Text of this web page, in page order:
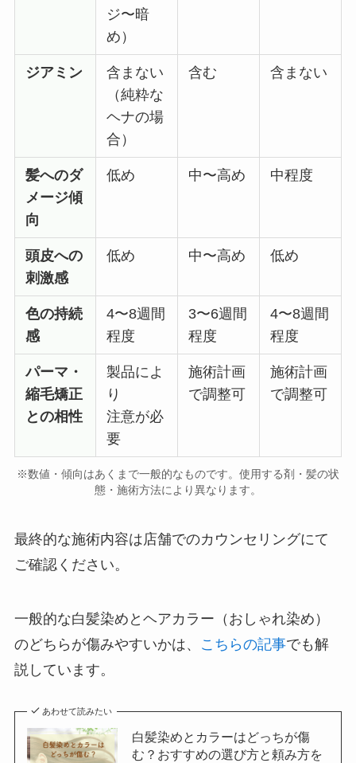
ジ〜暗
め）
ジアミン
含まない
（純粋な
ヘナの場
合）
含む 含まない
髪へのダ
メージ傾
向
低め 中〜高め 中程度
頭皮への
刺激感
低め 中〜高め 低め
色の持続
感
4〜8週間
程度
3〜6週間
程度
4〜8週間
程度
パーマ・
縮毛矯正
との相性
製品によ
り
注意が必
要
施術計画
で調整可
施術計画
で調整可
※数値・傾向はあくまで一般的なものです。使用する剤・髪の状
態・施術方法により異なります。
最終的な施術内容は店舗でのカウンセリングにて
ご確認ください。
一般的な白髪染めとヘアカラー（おしゃれ染め）
のどちらが傷みやすいかは、
こちらの記事でも解
説しています。
あわせて読みたい
白髪染めとカラーはどっちが傷
む？おすすめの選び方と頼み方を